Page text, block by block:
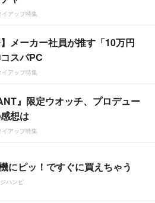
イアップ特集
】メーカー社員が推す「10万円
スパPC
イアップ特集
』限定ウオッチ、プロデュー
想は
イアップ特集
にピッ！ですぐに買えちゃう
ジハンピ